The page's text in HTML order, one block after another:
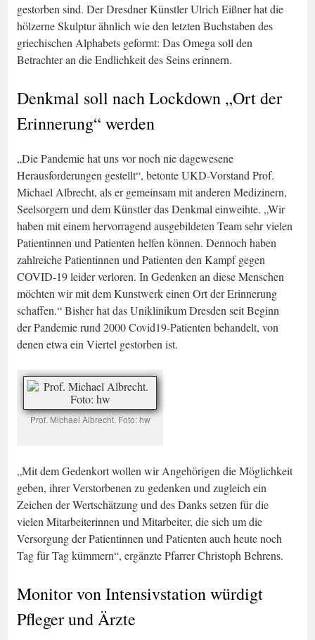
gestorben sind. Der Dresdner Künstler Ulrich Eißner hat die
hölzerne Skulptur ähnlich wie den letzten Buchstaben des
griechischen Alphabets geformt: Das Omega soll den
Betrachter an die Endlichkeit des Seins erinnern.
Denkmal soll nach Lockdown „Ort der
Erinnerung“ werden
„Die Pandemie hat uns vor noch nie dagewesene
Herausforderungen gestellt“, betonte UKD-Vorstand Prof.
Michael Albrecht, als er gemeinsam mit anderen Medizinern,
Seelsorgern und dem Künstler das Denkmal einweihte. „Wir
haben mit einem hervorragend ausgebildeten Team sehr vielen
Patientinnen und Patienten helfen können. Dennoch haben
zahlreiche Patientinnen und Patienten den Kampf gegen
COVID-19 leider verloren. In Gedenken an diese Menschen
möchten wir mit dem Kunstwerk einen Ort der Erinnerung
schaffen.“ Bisher hat das Uniklinikum Dresden seit Beginn
der Pandemie rund 2000 Covid19-Patienten behandelt, von
denen etwa ein Viertel gestorben ist.
Prof. Michael Albrecht. Foto: hw
„Mit dem Gedenkort wollen wir Angehörigen die Möglichkeit
geben, ihrer Verstorbenen zu gedenken und zugleich ein
Zeichen der Wertschätzung und des Danks setzen für die
vielen Mitarbeiterinnen und Mitarbeiter, die sich um die
Versorgung der Patientinnen und Patienten auch heute noch
Tag für Tag kümmern“, ergänzte Pfarrer Christoph Behrens.
Monitor von Intensivstation würdigt
Pfleger und Ärzte